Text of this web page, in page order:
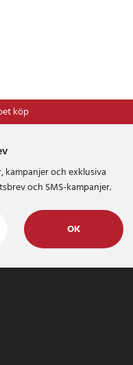
köp
*
kampanjer och exklusiva
och SMS-kampanjer.
OK